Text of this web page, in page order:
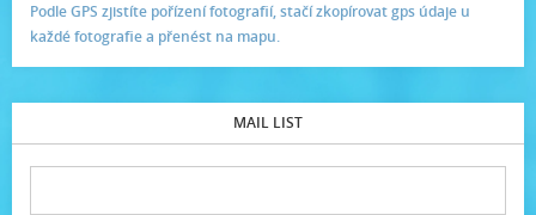
Podle GPS zjistíte pořízení fotografií, stačí zkopírovat gps údaje u
každé fotografie a přenést na mapu.
MAIL LIST